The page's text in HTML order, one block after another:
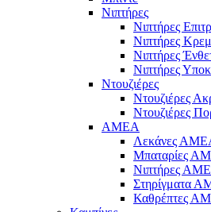
Νιπτήρες
Νιπτήρες
Νιπτήρες
Νιπτήρες
Νιπτήρες
Ντουζιέρες
Ντουζιέρες
Ντουζιέρες
ΑΜΕΑ
Λεκάνες
Μπαταρίες
Νιπτήρες
Στηρίγματα
Καθρέπτες